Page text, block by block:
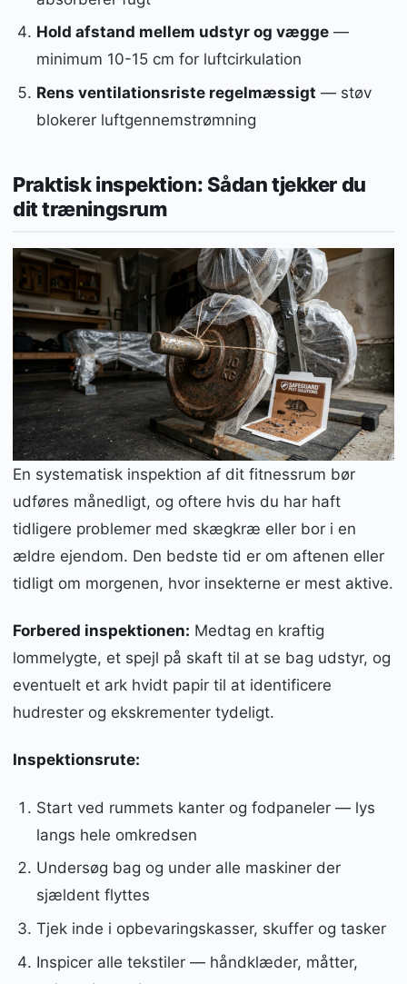
Hold afstand mellem udstyr og vægge—
minimum 10-15 cm for luftcirkulation
Rens ventilationsriste regelmæssigt — støv
blokerer luftgennemstrømning
Praktisk inspektion: Sådan tjekker du
dit træningsrum
En systematisk inspektion af dit fitnessrum bør
udføres månedligt, og oftere hvis du har haft
tidligere problemer med skægkræ eller bor i en
ældre ejendom. Den bedste tid er om aftenen eller
tidligt om morgenen, hvor insekterne er mest aktive.
Forbered inspektionen: Medtag en kraftig
lommelygte, et spejl på skaft til at se bag udstyr, og
eventuelt et ark hvidt papir til at identificere
hudrester og ekskrementer tydeligt.
Inspektionsrute:
Start ved rummets kanter og fodpaneler — lys
langs hele omkredsen
Undersøg bag og under alle maskiner der
sjældent flyttes
Tjek inde i opbevaringskasser, skuffer og tasker
Inspicer alle tekstiler — håndklæder, måtter,